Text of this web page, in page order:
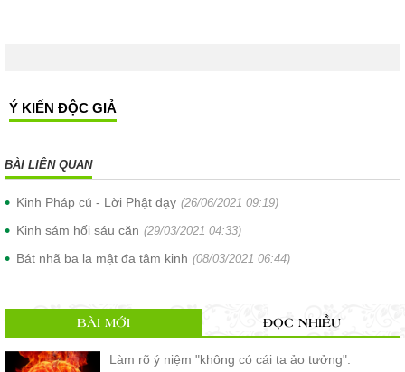
Ý KIẾN ĐỘC GIẢ
BÀI LIÊN QUAN
Kinh Pháp cú - Lời Phật dạy (26/06/2021 09:19)
Kinh sám hối sáu căn (29/03/2021 04:33)
Bát nhã ba la mật đa tâm kinh (08/03/2021 06:44)
BÀI MỚI ĐỌC NHIỀU
Làm rõ ý niệm "không có cái ta ảo tưởng":